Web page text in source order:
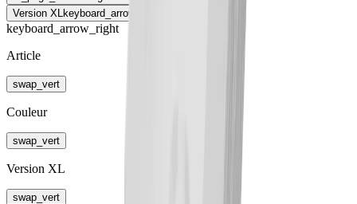
Version XLkeyboard_arrow_right
keyboard_arrow_right
Article
swap_vert
Couleur
swap_vert
Version XL
swap_vert